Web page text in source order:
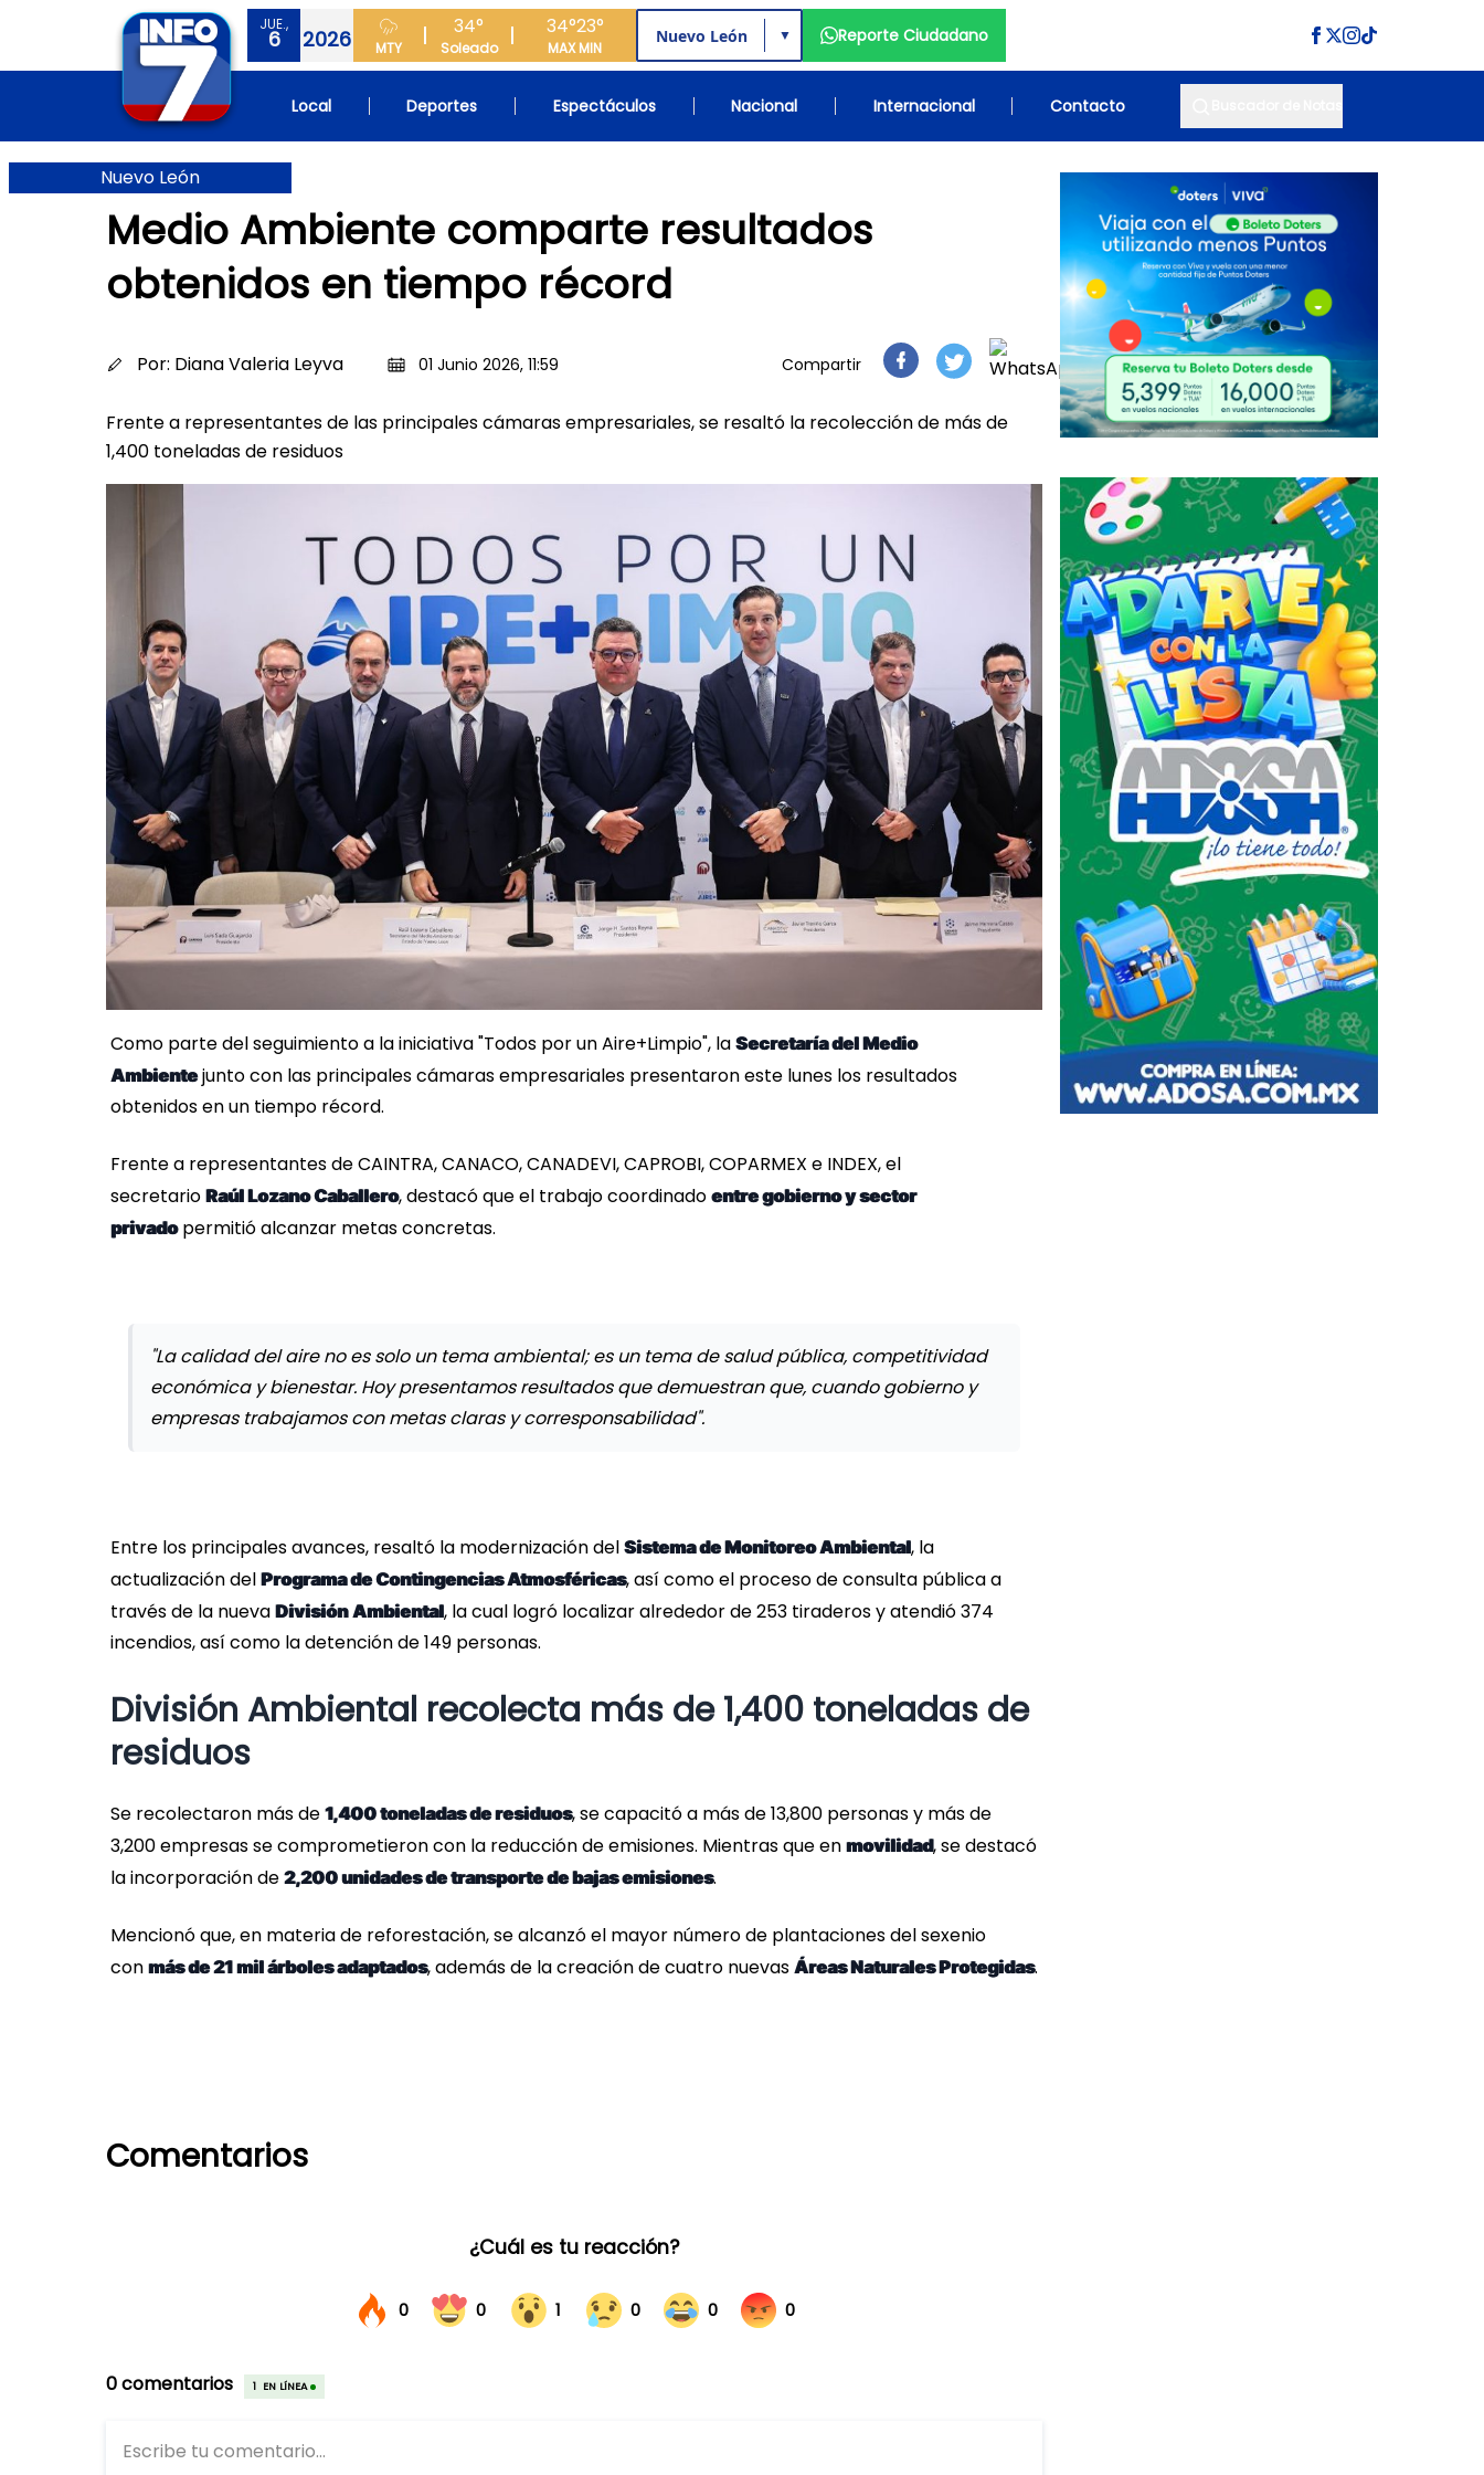
JUE.,
6 2026 MTY
34°
Soleado
34°
MAX
23°
MIN
▼ Reporte Ciudadano
Local Deportes Espectáculos Nacional Internacional Contacto
Nuevo León
Medio Ambiente comparte resultados
obtenidos en tiempo récord
Por: Diana Valeria Leyva 01 Junio 2026, 11:59 Compartir
Frente a representantes de las principales cámaras empresariales, se resaltó la recolección de más de
1,400 toneladas de residuos
Como parte del seguimiento a la iniciativa "Todos por un Aire+Limpio", la Secretaría del Medio
Ambientejunto con las principales cámaras empresariales presentaron este lunes los resultados
obtenidos en un tiempo récord.
Frente a representantes de CAINTRA, CANACO, CANADEVI, CAPROBI, COPARMEX e INDEX, el
secretario Raúl Lozano Caballero, destacó que el trabajo coordinado entre gobierno y sector
privadopermitió alcanzar metas concretas.
"La calidad del aire no es solo un tema ambiental; es un tema de salud pública, competitividad
económica y bienestar. Hoy presentamos resultados que demuestran que, cuando gobierno y
empresas trabajamos con metas claras y corresponsabilidad".
Entre los principales avances, resaltó la modernización del Sistema de Monitoreo Ambiental, la
actualización del Programa de Contingencias Atmosféricas, así como el proceso de consulta pública a
través de la nueva División Ambiental, la cual logró localizar alrededor de 253 tiraderos y atendió 374
incendios, así como la detención de 149 personas.
División Ambiental recolecta más de 1,400 toneladas de
residuos
Se recolectaron más de 1,400 toneladas de residuos, se capacitó a más de 13,800 personas y más de
3,200 empresas se comprometieron con la reducción de emisiones. Mientras que en movilidad, se destacó
la incorporación de 2,200 unidades de transporte de bajas emisiones.
Mencionó que, en materia de reforestación, se alcanzó el mayor número de plantaciones del sexenio
con más de 21 mil árboles adaptados, además de la creación de cuatro nuevas Áreas Naturales Protegidas.
Comentarios